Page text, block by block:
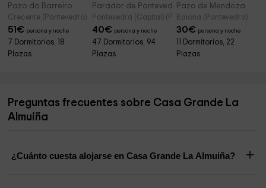
Pazo do Barreiro
Crecente (Pontevedra)
51€ persona y noche
7 Dormitorios, 18
Plazas
Parador de Pontevedra
Pontevedra (Capital) (Pontevedra)
40€ persona y noche
47 Dormitorios, 94
Plazas
Pazo de Mendoza
Baiona (Pontevedra)
30€ persona y noche
11 Dormitorios, 22
Plazas
Preguntas frecuentes sobre Casa Grande La
Almuiña
¿Cuánto cuesta alojarse en Casa Grande La Almuiña?